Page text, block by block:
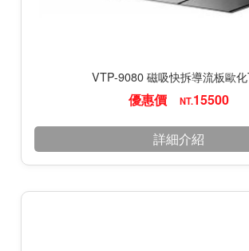
VTP-9080 磁吸快拆導流板歐
優惠價 NT.15500
詳細介紹